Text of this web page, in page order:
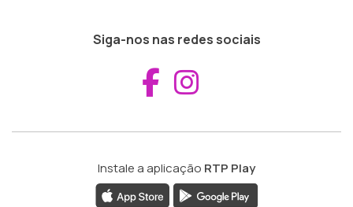
Siga-nos nas redes sociais
Aceder ao
Instale a aplicação RTP Play